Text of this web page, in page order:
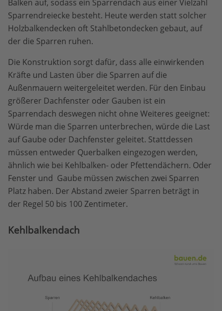
Balken auf, sodass ein Sparrendach aus einer Vielzahl
Sparrendreiecke besteht. Heute werden statt solcher
Holzbalkendecken oft Stahlbetondecken gebaut, auf
der die Sparren ruhen.
Die Konstruktion sorgt dafür, dass alle einwirkenden
Kräfte und Lasten über die Sparren auf die
Außenmauern weitergeleitet werden. Für den Einbau
größerer Dachfenster oder Gauben ist ein
Sparrendach deswegen nicht ohne Weiteres geeignet:
Würde man die Sparren unterbrechen, würde die Last
auf Gaube oder Dachfenster geleitet. Stattdessen
müssen entweder Querbalken eingezogen werden,
ähnlich wie bei Kehlbalken- oder Pfettendächern. Oder
Fenster und Gaube müssen zwischen zwei Sparren
Platz haben. Der Abstand zweier Sparren beträgt in
der Regel 50 bis 100 Zentimeter.
Kehlbalkendach